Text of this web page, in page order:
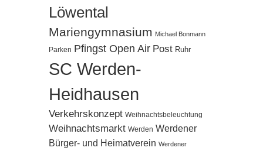
Löwental
Mariengymnasium Michael Bonmann
Parken Pfingst Open Air Post Ruhr
SC Werden-
Heidhausen
Verkehrskonzept Weihnachtsbeleuchtung
Weihnachtsmarkt Werden Werdener
Bürger- und Heimatverein Werdener